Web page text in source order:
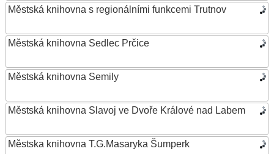
Městská knihovna s regionálními funkcemi Trutnov
Městská knihovna Sedlec Prčice
Městská knihovna Semily
Městská knihovna Slavoj ve Dvoře Králové nad Labem
Městska knihovna T.G.Masaryka Šumperk